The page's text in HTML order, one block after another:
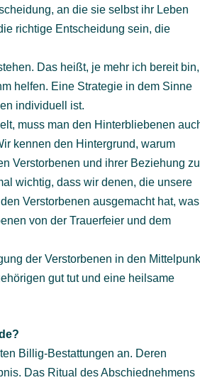
an die sie selbst ihr Leben
richtige Entscheidung sein, die
Das heißt, je mehr ich bereit bin,
helfen. Eine Strategie in dem Sinne
individuell ist.
muss man den Hinterbliebenen
kennen den Hintergrund, warum
Verstorbenen und ihrer Beziehung zu
wichtig, dass wir denen, die unsere
Verstorbenen ausgemacht hat, was
von der Trauerfeier und dem
der Verstorbenen in den
gut tut und eine heilsame
Billig-Bestattungen an. Deren
Das Ritual des Abschiednehmens